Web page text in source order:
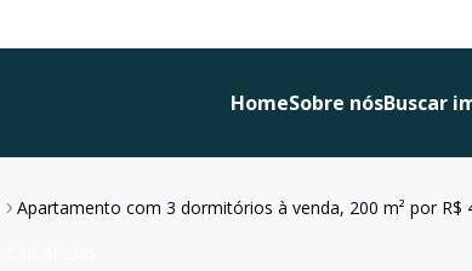
HomeSobre nósBuscar
Apartamento com 3 dormitórios à venda, 200 m² por R$